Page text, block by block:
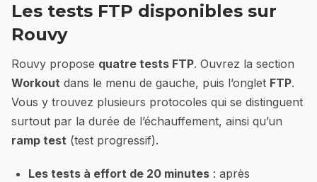
Les tests FTP disponibles sur
Rouvy
Rouvy propose quatre tests FTP. Ouvrez la section
Workout dans le menu de gauche, puis l’onglet FTP.
Vous y trouvez plusieurs protocoles qui se distinguent
surtout par la durée de l’échauffement, ainsi qu’un
ramp test (test progressif).
Les tests à effort de 20 minutes : après